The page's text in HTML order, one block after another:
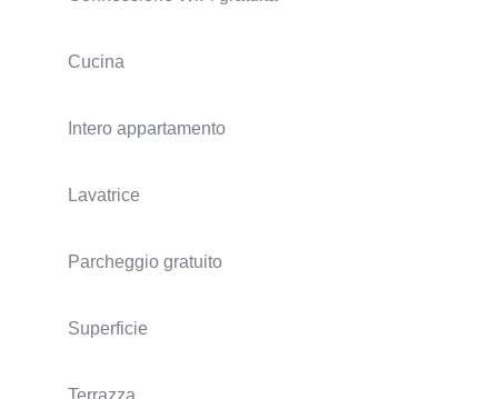
Cucina
Intero appartamento
Lavatrice
Parcheggio gratuito
Superficie